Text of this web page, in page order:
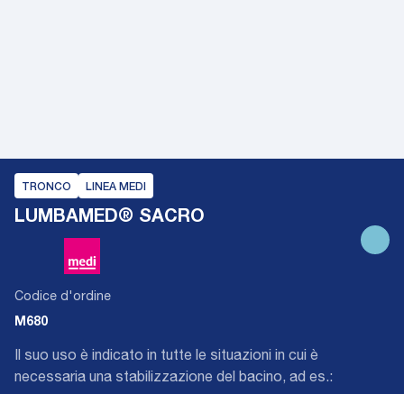
TRONCO LINEA MEDI
LUMBAMED® SACRO
Il suo uso è indicato in tutte le situazioni in cui è
necessaria una stabilizzazione del bacino, ad es.:
Codice d'ordine
M680